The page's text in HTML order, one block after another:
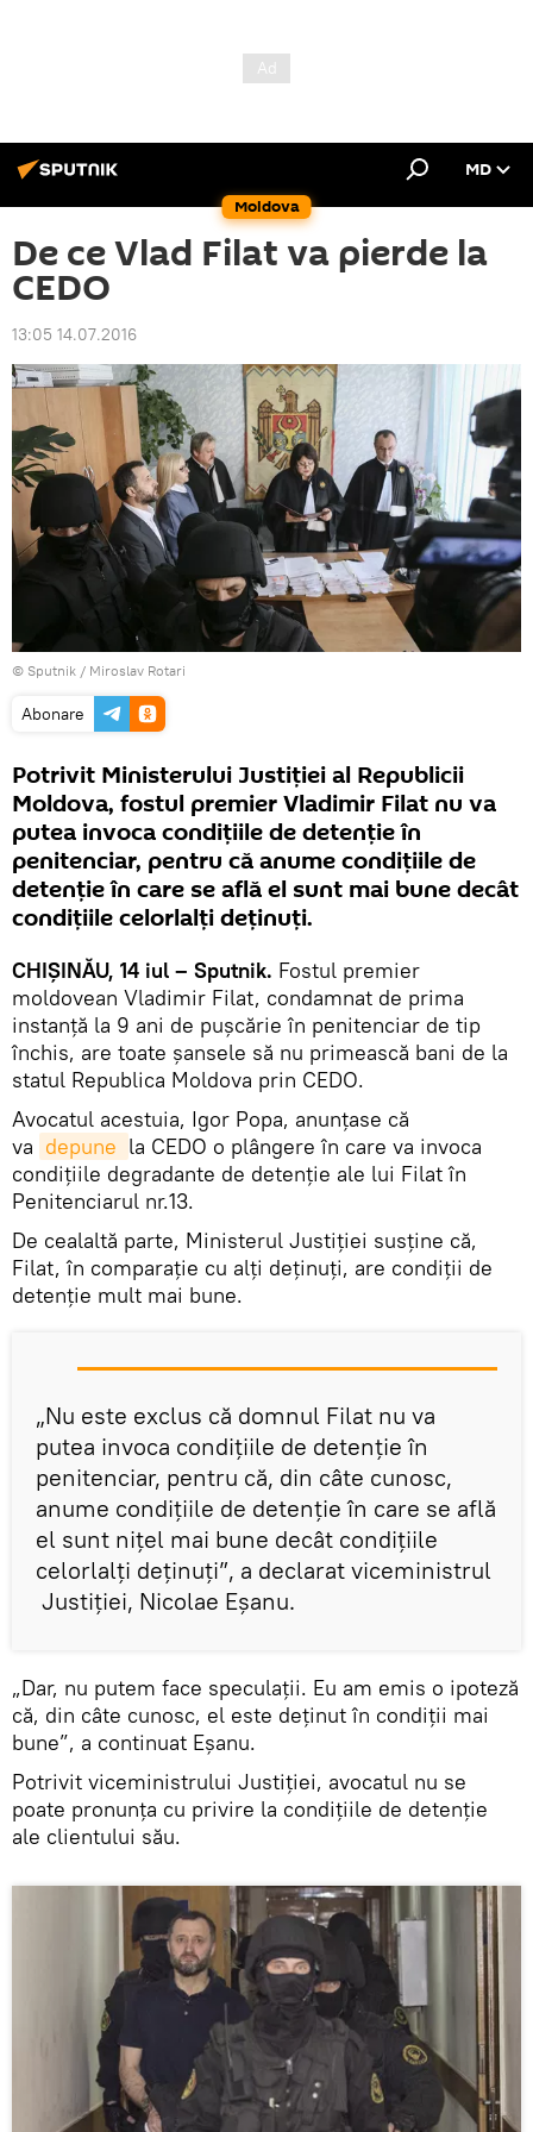
Moldova
MD
De ce Vlad Filat va pierde la
CEDO
13:05 14.07.2016
© Sputnik / Miroslav Rotari
Abonare
Potrivit Ministerului Justiţiei al Republicii
Moldova, fostul premier Vladimir Filat nu va
putea invoca condiţiile de detenţie în
penitenciar, pentru că anume condiţiile de
detenţie în care se află el sunt mai bune decât
condiţiile celorlalţi deţinuţi.
CHIŞINĂU, 14 iul – Sputnik. Fostul premier
moldovean Vladimir Filat, condamnat de prima
instanţă la 9 ani de puşcărie în penitenciar de tip
închis, are toate şansele să nu primească bani de la
statul Republica Moldova prin CEDO.
Avocatul acestuia, Igor Popa, anunțase că
va depune la CEDO o plângere în care va invoca
condiţiile degradante de detenţie ale lui Filat în
Penitenciarul nr.13.
De cealaltă parte, Ministerul Justiţiei susţine că,
Filat, în comparaţie cu alţi deţinuţi, are condiţii de
detenţie mult mai bune.
„Nu este exclus că domnul Filat nu va
putea invoca condiţiile de detenţie în
penitenciar, pentru că, din câte cunosc,
anume condiţiile de detenţie în care se află
el sunt niţel mai bune decât condiţiile
celorlalţi deţinuţi”, a declarat viceministrul
Justiţiei, Nicolae Eşanu.
„Dar, nu putem face speculaţii. Eu am emis o ipoteză
că, din câte cunosc, el este deţinut în condiţii mai
bune”, a continuat Eşanu.
Potrivit viceministrului Justiţiei, avocatul nu se
poate pronunţa cu privire la condiţiile de detenţie
ale clientului său.